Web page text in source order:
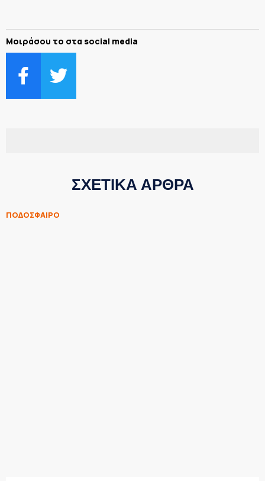
Μοιράσου το στα social media
ΣΧΕΤΙΚΑ ΑΡΘΡΑ
ΠΟΔΟΣΦΑΙΡΟ